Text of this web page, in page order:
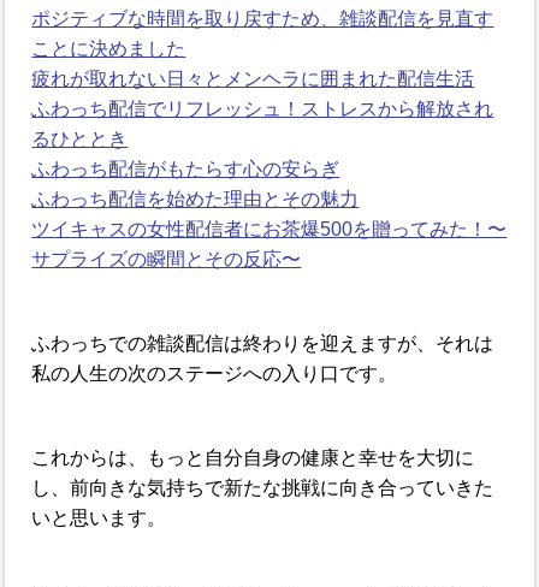
ポジティブな時間を取り戻すため、雑談配信を見直す
ことに決めました
疲れが取れない日々とメンヘラに囲まれた配信生活
ふわっち配信でリフレッシュ！ストレスから解放され
るひととき
ふわっち配信がもたらす心の安らぎ
ふわっち配信を始めた理由とその魅力
ツイキャスの女性配信者にお茶爆500を贈ってみた！〜
サプライズの瞬間とその反応〜
ふわっちでの雑談配信は終わりを迎えますが、それは
私の人生の次のステージへの入り口です。
これからは、もっと自分自身の健康と幸せを大切に
し、前向きな気持ちで新たな挑戦に向き合っていきた
いと思います。